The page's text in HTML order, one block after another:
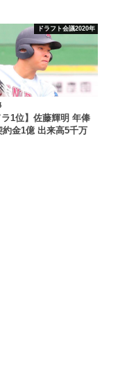
ドラフト会議2020年
ラ1位】佐藤輝明 年俸
約金1億 出来高5千万